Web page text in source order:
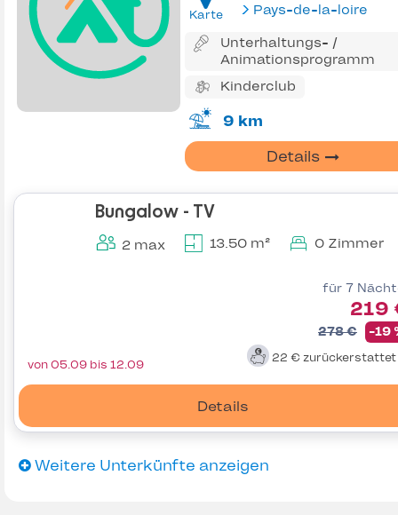
Karte
Pays-de-la-loire
Unterhaltungs- /
Animationsprogramm
Kinderclub
9 km
Details
Bungalow - TV
2 max 13.50 m² 0 Zimmer
für 7
219
278 € -19
22 € zurückerstattet
Details
von 05.09 bis 12.09
Weitere Unterkünfte anzeigen